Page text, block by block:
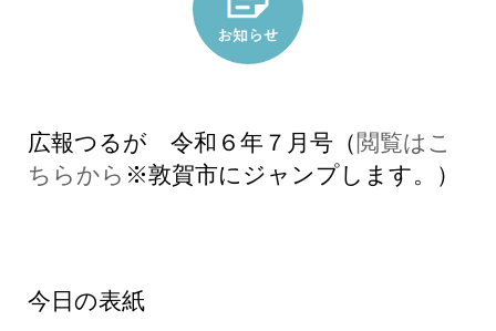
広報つるが 令和６年７月号（閲覧はこ
ちらから ※敦賀市にジャンプします。）
今日の表紙